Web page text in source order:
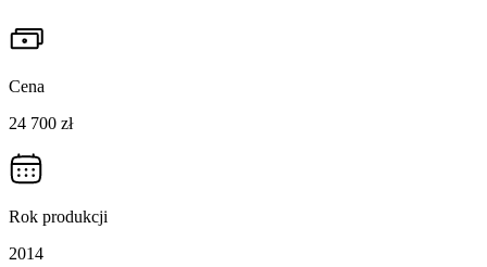
Cena
24 700 zł
Rok produkcji
2014